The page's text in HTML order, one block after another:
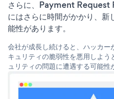
さらに、Payment Request
にはさらに時間がかかり、
能性があります。
会社が成長し続けると、ハッカ
キュリティの脆弱性を悪用しよ
ュリティの問題に遭遇する可能性